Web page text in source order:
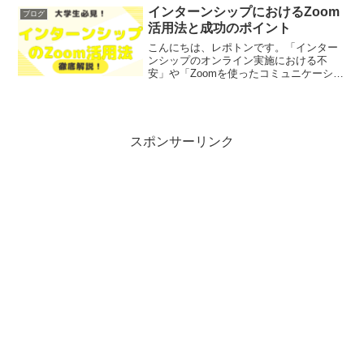
わかりやすく解説します！レポトンこの
記事は次のような人におすす...
ブログ
インターンシップにおけるZoom
活用法と成功のポイント
こんにちは、レポトンです。「インター
ンシップのオンライン実施における不
安」や「Zoomを使ったコミュニケーショ
スポンサーリンク